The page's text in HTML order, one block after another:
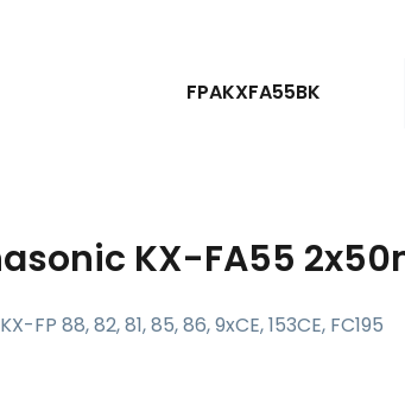
FPAKXFA55BK
KX-FA55
FP 88, 82, 81, 85, 86, 9xCE, 153CE, FC195